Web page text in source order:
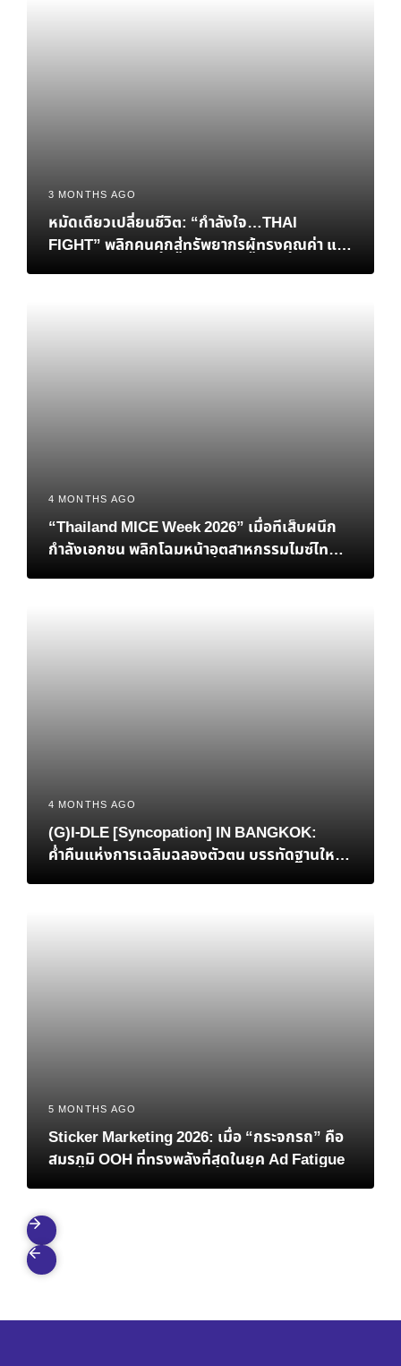
3 MONTHS AGO
หมัดเดียวเปลี่ยนชีวิต: “กำลังใจ…THAI
FIGHT” พลิกคนคุกสู่ทรัพยากรผู้ทรงคุณค่า และ
4 MONTHS AGO
“Thailand MICE Week 2026” เมื่อทีเส็บผนึก
กำลังเอกชน พลิกโฉมหน้าอุตสาหกรรมไมซ์ไทยสู่
เวทีโลก
4 MONTHS AGO
(G)I-DLE [Syncopation] IN BANGKOK:
ค่ำคืนแห่งการเฉลิมฉลองตัวตน บรรทัดฐานใหม่
5 MONTHS AGO
Sticker Marketing 2026: เมื่อ “กระจกรถ” คือ
สมรภูมิ OOH ที่ทรงพลังที่สุดในยุค Ad Fatigue